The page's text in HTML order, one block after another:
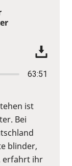
63:51
ist
Bei
blinder,
erfahrt ihr